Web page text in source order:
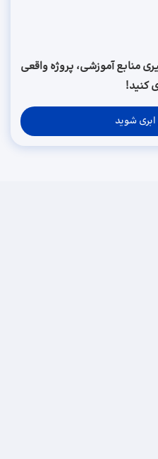
منابع آموزشی، پروژه واقعی
کنید!
ابری شوید